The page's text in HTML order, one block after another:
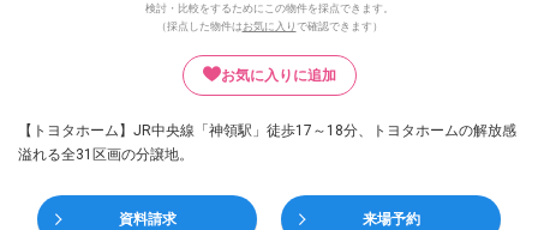
検討・比較をするためにこの物件を採点できます。
（採点した物件は お気に入り で確認できます）
お気に入りに追加
【トヨタホーム】JR中央線「神領駅」徒歩17～18分、トヨタホームの解放感
溢れる全31区画の分譲地。
資料請求 来場予約